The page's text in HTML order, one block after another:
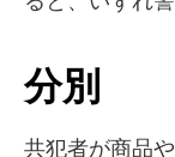
分別
共犯者が商品